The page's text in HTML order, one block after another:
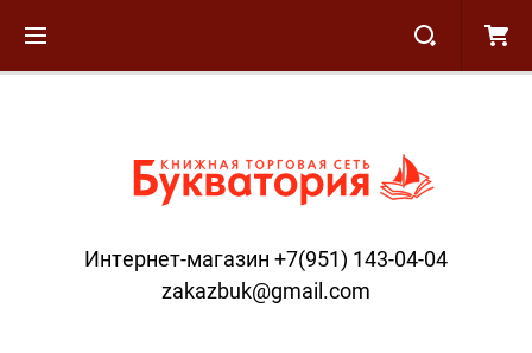
Интернет-магазин +7(951) 143-04-04
zakazbuk@gmail.com